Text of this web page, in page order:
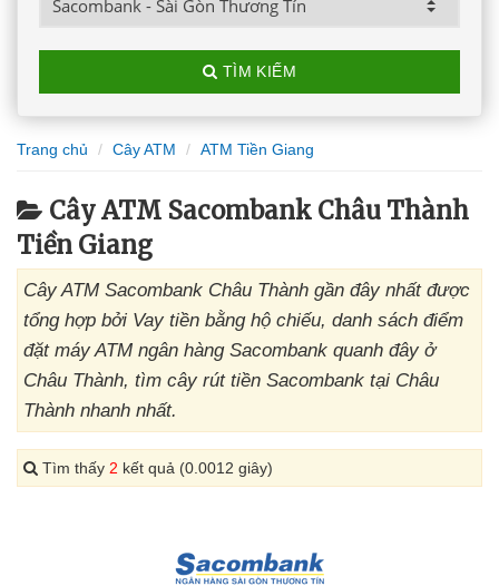
TÌM KIẾM
Trang chủ Cây ATM ATM Tiền Giang
Cây ATM Sacombank Châu Thành
Tiền Giang
Cây ATM Sacombank Châu Thành gần đây nhất được
tổng hợp bởi Vay tiền bằng hộ chiếu, danh sách điểm
đặt máy ATM ngân hàng Sacombank quanh đây ở
Châu Thành, tìm cây rút tiền Sacombank tại Châu
Thành nhanh nhất.
Tìm thấy 2 kết quả (0.0012 giây)